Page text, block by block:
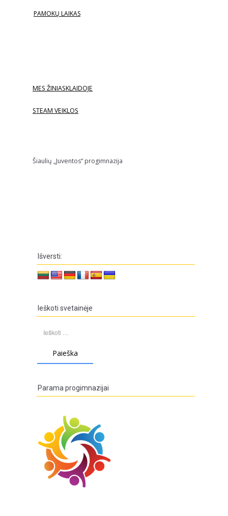
PAMOKŲ LAIKAS
MES ŽINIASKLAIDOJE
STEAM VEIKLOS
Šiaulių „Juventos“ progimnazija
Išversti:
Ieškoti svetainėje
Parama progimnazijai